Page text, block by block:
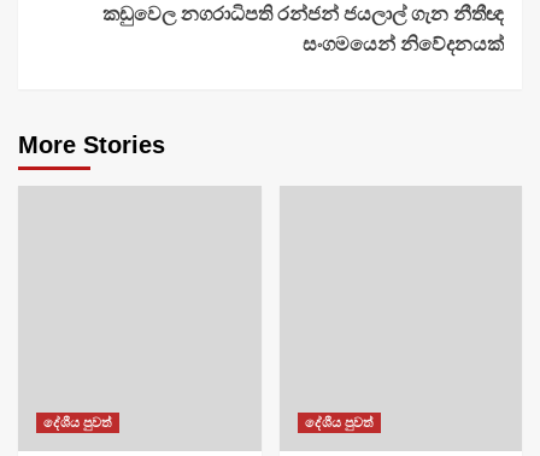
කඩුවෙල නගරාධිපති රන්ජන් ජයලාල් ගැන නීතීඥ
සංගමයෙන් නිවේදනයක්
More Stories
දේශීය පුවත් දේශීය පුවත්